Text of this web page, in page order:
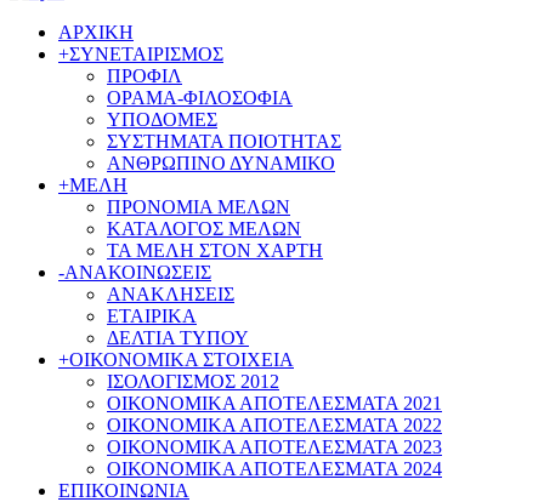
ΑΡΧΙΚΗ
+ΣΥΝΕΤΑΙΡΙΣΜΟΣ
ΠΡΟΦΙΛ
ΟΡΑΜΑ-ΦΙΛΟΣΟΦΙΑ
ΥΠΟΔΟΜΕΣ
ΣΥΣΤΗΜΑΤΑ ΠΟΙΟΤΗΤΑΣ
ΑΝΘΡΩΠΙΝΟ ΔΥΝΑΜΙΚΟ
+ΜΕΛΗ
ΠΡΟΝΟΜΙΑ ΜΕΛΩΝ
ΚΑΤΑΛΟΓΟΣ ΜΕΛΩΝ
ΤΑ ΜΕΛΗ ΣΤΟΝ ΧΑΡΤΗ
-ΑΝΑΚΟΙΝΩΣΕΙΣ
ΑΝΑΚΛΗΣΕΙΣ
ΕΤΑΙΡΙΚΑ
ΔΕΛΤΙΑ ΤΥΠΟΥ
+ΟΙΚΟΝΟΜΙΚΑ ΣΤΟΙΧΕΙΑ
ΙΣΟΛΟΓΙΣΜΟΣ 2012
ΟΙΚΟΝΟΜΙΚΑ ΑΠΟΤΕΛΕΣΜΑΤΑ 2021
ΟΙΚΟΝΟΜΙΚΑ ΑΠΟΤΕΛΕΣΜΑΤΑ 2022
ΟΙΚΟΝΟΜΙΚΑ ΑΠΟΤΕΛΕΣΜΑΤΑ 2023
ΟΙΚΟΝΟΜΙΚΑ ΑΠΟΤΕΛΕΣΜΑΤΑ 2024
ΕΠΙΚΟΙΝΩΝΙΑ